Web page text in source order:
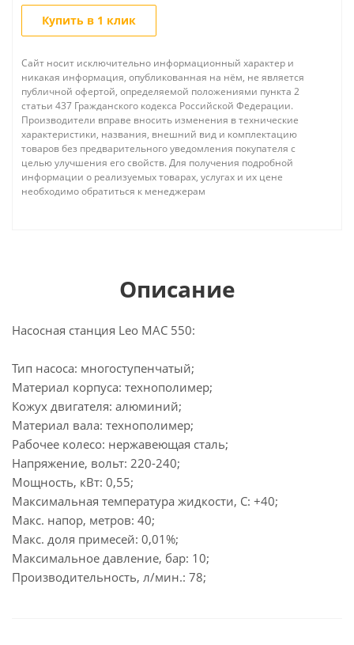
Купить в 1 клик
Сайт носит исключительно информационный характер и
никакая информация, опубликованная на нём, не является
публичной офертой, определяемой положениями пункта 2
статьи 437 Гражданского кодекса Российской Федерации.
Производители вправе вносить изменения в технические
характеристики, названия, внешний вид и комплектацию
товаров без предварительного уведомления покупателя с
целью улучшения его свойств. Для получения подробной
информации о реализуемых товарах, услугах и их цене
необходимо обратиться к менеджерам
Описание
Насосная станция Leo MAC 550:
Тип насоса: многоступенчатый;
Материал корпуса: технополимер;
Кожух двигателя: алюминий;
Материал вала: технополимер;
Рабочее колесо: нержавеющая сталь;
Напряжение, вольт: 220-240;
Мощность, кВт: 0,55;
Максимальная температура жидкости, С: +40;
Макс. напор, метров: 40;
Макс. доля примесей: 0,01%;
Максимальное давление, бар: 10;
Производительность, л/мин.: 78;